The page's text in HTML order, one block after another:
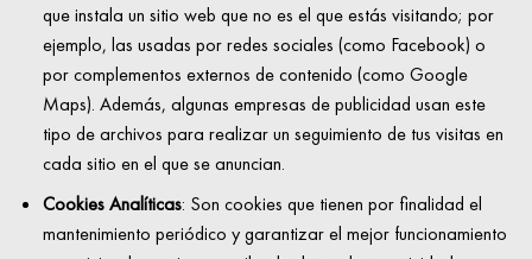
que instala un sitio web que no es el que estás visitando; por
ejemplo, las usadas por redes sociales (como Facebook) o
por complementos externos de contenido (como Google
Maps). Además, algunas empresas de publicidad usan este
tipo de archivos para realizar un seguimiento de tus visitas en
cada sitio en el que se anuncian.
Cookies Analíticas: Son cookies que tienen por finalidad el
mantenimiento periódico y garantizar el mejor funcionamiento